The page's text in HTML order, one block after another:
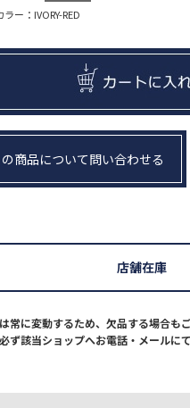
ー：IVORY-RED
の商品について問い合わせる
常に変動するため、欠品する場合も
ず該当ショップへお電話・メールに
店舗在庫